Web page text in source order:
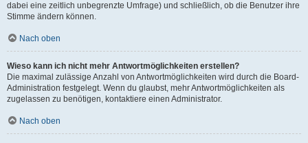
dabei eine zeitlich unbegrenzte Umfrage) und schließlich, ob die Benutzer ihre
Stimme ändern können.
Nach oben
Wieso kann ich nicht mehr Antwortmöglichkeiten erstellen?
Die maximal zulässige Anzahl von Antwortmöglichkeiten wird durch die Board-
Administration festgelegt. Wenn du glaubst, mehr Antwortmöglichkeiten als
zugelassen zu benötigen, kontaktiere einen Administrator.
Nach oben